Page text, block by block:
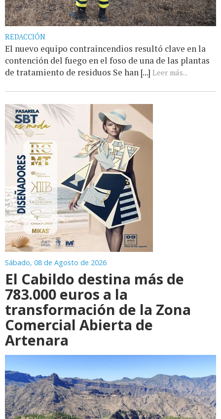
REDACCIÓN
El nuevo equipo contraincendios resultó clave en la
contención del fuego en el foso de una de las plantas
de tratamiento de residuos Se han [...] Leer más...
Sábado, 08 de Agosto de 2026
El Cabildo destina más de
783.000 euros a la
transformación de la Zona
Comercial Abierta de
Artenara